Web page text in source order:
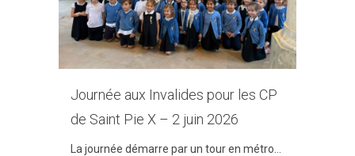
Journée aux Invalides pour les CP
de Saint Pie X – 2 juin 2026
La journée démarre par un tour en métro…